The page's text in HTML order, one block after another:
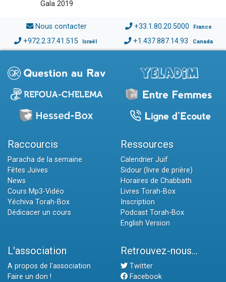
Gala 2019
Nous contacter +33.1.80.20.5000 France
+972.2.37.41.515 Israël +1.437.887.14.93 Canada
Raccourcis
Paracha de la semaine
Fêtes Juives
News
Cours Mp3-Vidéo
Yéchiva Torah-Box
Dédicacer un cours
Ressources
Calendrier Juif
Sidour (livre de prière)
Horaires de Chabbath
Livres Torah-Box
Inscription
Podcast Torah-Box
English Version
L'association
A propos de l'association
Faire un don !
Retrouvez-nous...
Twitter
Facebook